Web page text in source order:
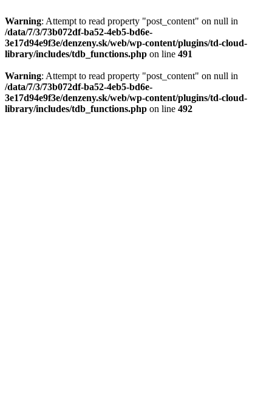
Warning: Attempt to read property "post_content" on null in
/data/7/3/73b072df-ba52-4eb5-bd6e-
3e17d94e9f3e/denzeny.sk/web/wp-content/plugins/td-cloud-
library/includes/tdb_functions.php on line 491
Warning: Attempt to read property "post_content" on null in
/data/7/3/73b072df-ba52-4eb5-bd6e-
3e17d94e9f3e/denzeny.sk/web/wp-content/plugins/td-cloud-
library/includes/tdb_functions.php on line 492